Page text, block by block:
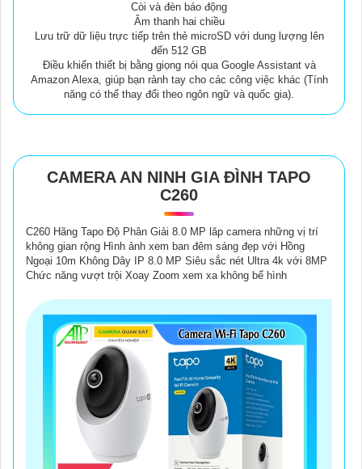
Còi và đèn báo động
Âm thanh hai chiều
Lưu trữ dữ liệu trực tiếp trên thẻ microSD với dung lượng lên
đến 512 GB
Điều khiển thiết bị bằng giọng nói qua Google Assistant và
Amazon Alexa, giúp bạn rảnh tay cho các công việc khác (Tính
năng có thể thay đổi theo ngôn ngữ và quốc gia).
CAMERA AN NINH GIA ĐÌNH TAPO
C260
C260 Hãng Tapo Độ Phân Giải 8.0 MP lăp camera những vị trí
không gian rộng Hình ảnh xem ban đêm sáng đẹp với Hồng
Ngoại 10m Không Dây IP 8.0 MP Siêu sắc nét Ultra 4k với 8MP
Chức năng vượt trội Xoay Zoom xem xa không bể hình